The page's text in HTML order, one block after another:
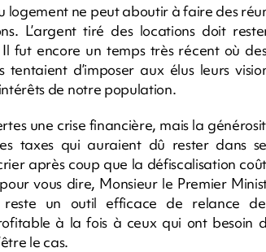
logement ne peut aboutir à faire des
L’argent tiré des locations doit
fut encore un temps très récent où
d’imposer aux élus leurs
de notre population.
une crise financière, mais la
taxes qui auraient dû rester dans
après coup que la défiscalisation
vous dire, Monsieur le Premier
reste un outil efficace de relance
à la fois à ceux qui ont besoin
le cas.